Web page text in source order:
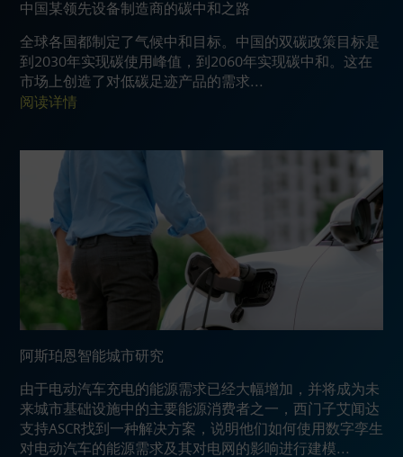
中国某领先设备制造商的碳中和之路
全球各国都制定了气候中和目标。中国的双碳政策目标是
到2030年实现碳使用峰值，到2060年实现碳中和。这在
市场上创造了对低碳足迹产品的需求...
阅读详情
阿斯珀恩智能城市研究
由于电动汽车充电的能源需求已经大幅增加，并将成为未
来城市基础设施中的主要能源消费者之一，西门子艾闻达
支持ASCR找到一种解决方案，说明他们如何使用数字孪生
对电动汽车的能源需求及其对电网的影响进行建模...